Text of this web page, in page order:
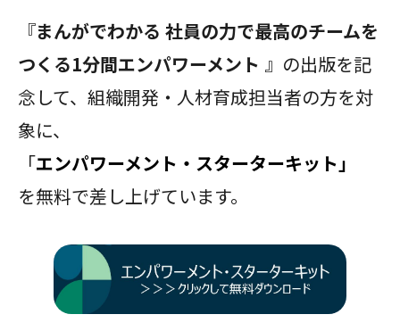
『まんがでわかる 社員の力で最高のチームを
つくる1分間エンパワーメント 』の出版を記
念して、組織開発・人材育成担当者の方を対
象に、
「エンパワーメント・スターターキット」
を無料で差し上げています。